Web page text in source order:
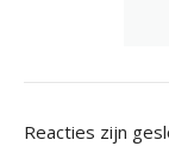
Reacties zijn